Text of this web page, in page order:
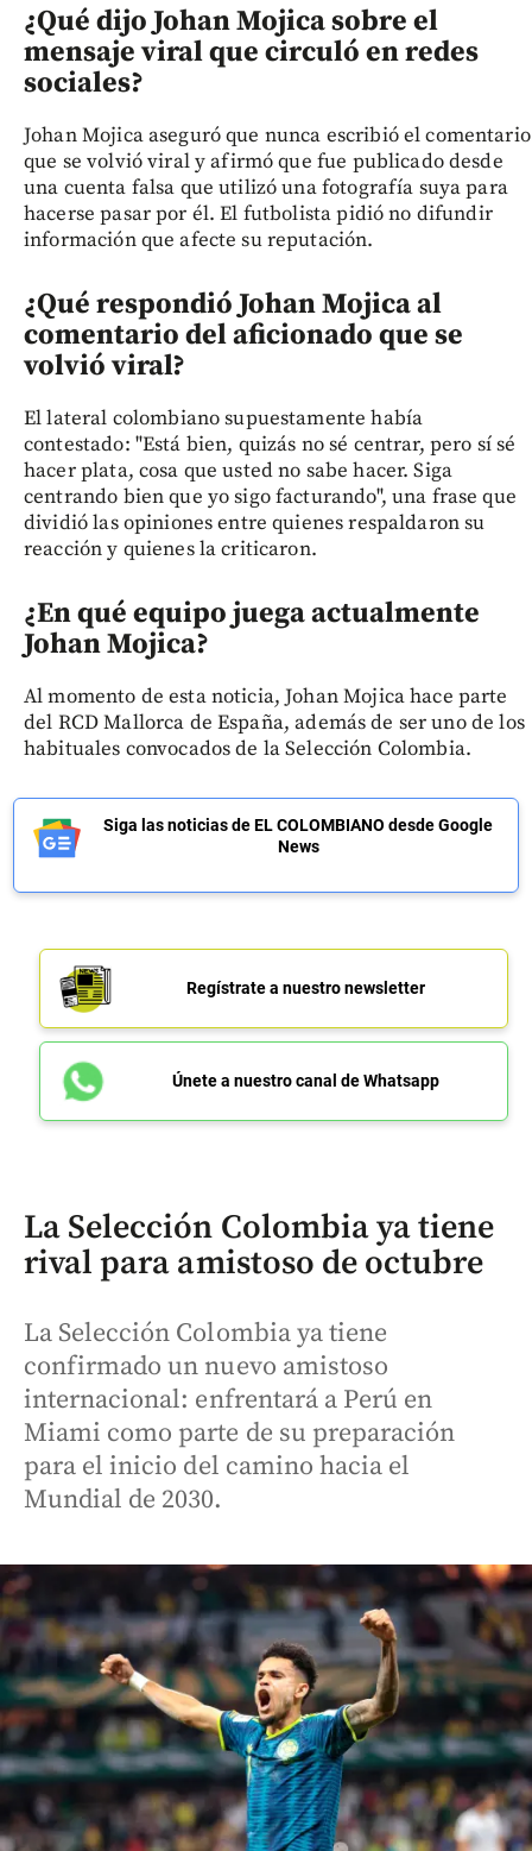
¿Qué dijo Johan Mojica sobre el
mensaje viral que circuló en redes
sociales?
Johan Mojica aseguró que nunca escribió el comentario
que se volvió viral y afirmó que fue publicado desde
una cuenta falsa que utilizó una fotografía suya para
hacerse pasar por él. El futbolista pidió no difundir
información que afecte su reputación.
¿Qué respondió Johan Mojica al
comentario del aficionado que se
volvió viral?
El lateral colombiano supuestamente había
contestado: "Está bien, quizás no sé centrar, pero sí sé
hacer plata, cosa que usted no sabe hacer. Siga
centrando bien que yo sigo facturando", una frase que
dividió las opiniones entre quienes respaldaron su
reacción y quienes la criticaron.
¿En qué equipo juega actualmente
Johan Mojica?
Al momento de esta noticia, Johan Mojica hace parte
del RCD Mallorca de España, además de ser uno de los
habituales convocados de la Selección Colombia.
Siga las noticias de EL COLOMBIANO desde Google
News
Regístrate a nuestro newsletter
Únete a nuestro canal de Whatsapp
La Selección Colombia ya tiene
rival para amistoso de octubre
La Selección Colombia ya tiene
confirmado un nuevo amistoso
internacional: enfrentará a Perú en
Miami como parte de su preparación
para el inicio del camino hacia el
Mundial de 2030.